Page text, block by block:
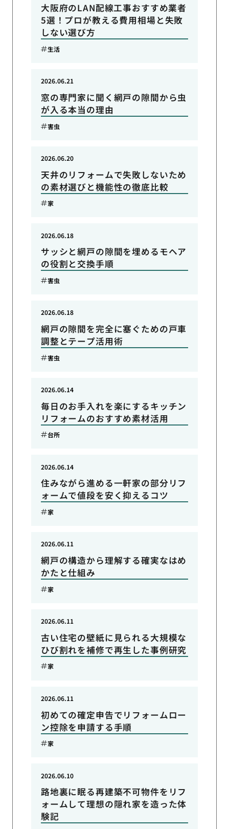
大阪府のLAN配線工事おすすめ業者
5選！プロが教える費用相場と失敗
しない選び方
生活
窓の専門家に聞く網戸の隙間から虫
が入る本当の理由
2026.06.21
害虫
天井のリフォームで失敗しないため
の素材選びと機能性の徹底比較
2026.06.20
家
サッシと網戸の隙間を埋めるモヘア
の役割と交換手順
2026.06.18
害虫
網戸の隙間を完全に塞ぐための戸車
調整とテープ活用術
2026.06.18
害虫
毎日のお手入れを楽にするキッチン
リフォームのおすすめ素材活用
2026.06.14
台所
住みながら進める一軒家の部分リフ
ォームで値段を安く抑えるコツ
2026.06.14
家
網戸の構造から理解する確実なはめ
かたと仕組み
2026.06.11
家
古い住宅の壁紙に見られる大規模な
ひび割れを補修で再生した事例研究
2026.06.11
家
初めての確定申告でリフォームロー
ン控除を申請する手順
2026.06.11
家
路地裏に眠る再建築不可物件をリフ
ォームして理想の隠れ家を造った体
験記
2026.06.10